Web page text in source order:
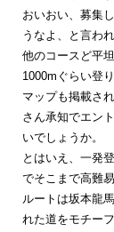
おいおい、募集
うなよ、と言わ
他のコースど平
1000mぐらい登
マップも掲載さ
さん承知でエン
いでしょうか。
とはいえ、一発
でそこまで高難
ルートは坂本龍
れた道をモチー